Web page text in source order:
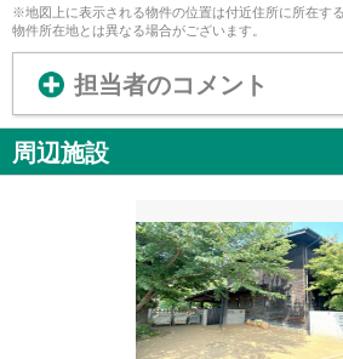
※地図上に表示される物件の位置は付近住所に所在す
物件所在地とは異なる場合がございます。
担当者のコメント
周辺施設